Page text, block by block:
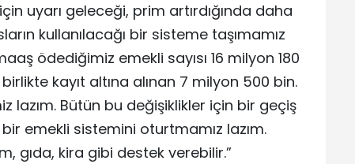
uyarı geleceği, prim artırdığında daha
kullanılacağı bir sisteme taşımamız
ödediğimiz emekli sayısı 16 milyon 180
kayıt altına alınan 7 milyon 500 bin.
lazım. Bütün bu değişiklikler için bir geçiş
emekli sistemini oturtmamız lazım.
gıda, kira gibi destek verebilir.”